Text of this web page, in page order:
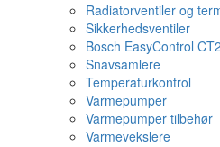
Radiatorventiler og
Sikkerhedsventiler
Bosch EasyControl
Snavsamlere
Temperaturkontrol
Varmepumper
Varmepumper tilbehør
Varmevekslere